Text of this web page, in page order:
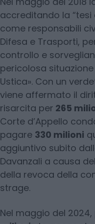
accreditando la “tesi
come responsabili
Difesa e Trasporti,
controllo e
pericolosa
Ustica». Con un
viene affermato il
risarcita per 265
Corte d’Appello
pagare 330 milioni
aggiuntivo subito
Davanzali a causa
della revoca della
strage.
Nel maggio del